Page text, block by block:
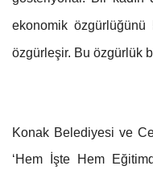
ekonomik
özgürleşir. Bu özgürlük
Konak Belediyesi ve
‘Hem İşte Hem